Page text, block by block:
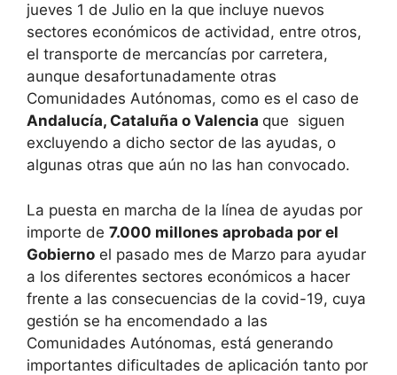
jueves 1 de Julio en la que incluye nuevos
sectores económicos de actividad, entre otros,
el transporte de mercancías por carretera,
aunque desafortunadamente otras
Comunidades Autónomas, como es el caso de
Andalucía, Cataluña o Valencia que siguen
excluyendo a dicho sector de las ayudas, o
algunas otras que aún no las han convocado.
La puesta en marcha de la línea de ayudas por
importe de 7.000 millones aprobada por el
Gobierno el pasado mes de Marzo para ayudar
a los diferentes sectores económicos a hacer
frente a las consecuencias de la covid-19, cuya
gestión se ha encomendado a las
Comunidades Autónomas, está generando
importantes dificultades de aplicación tanto por